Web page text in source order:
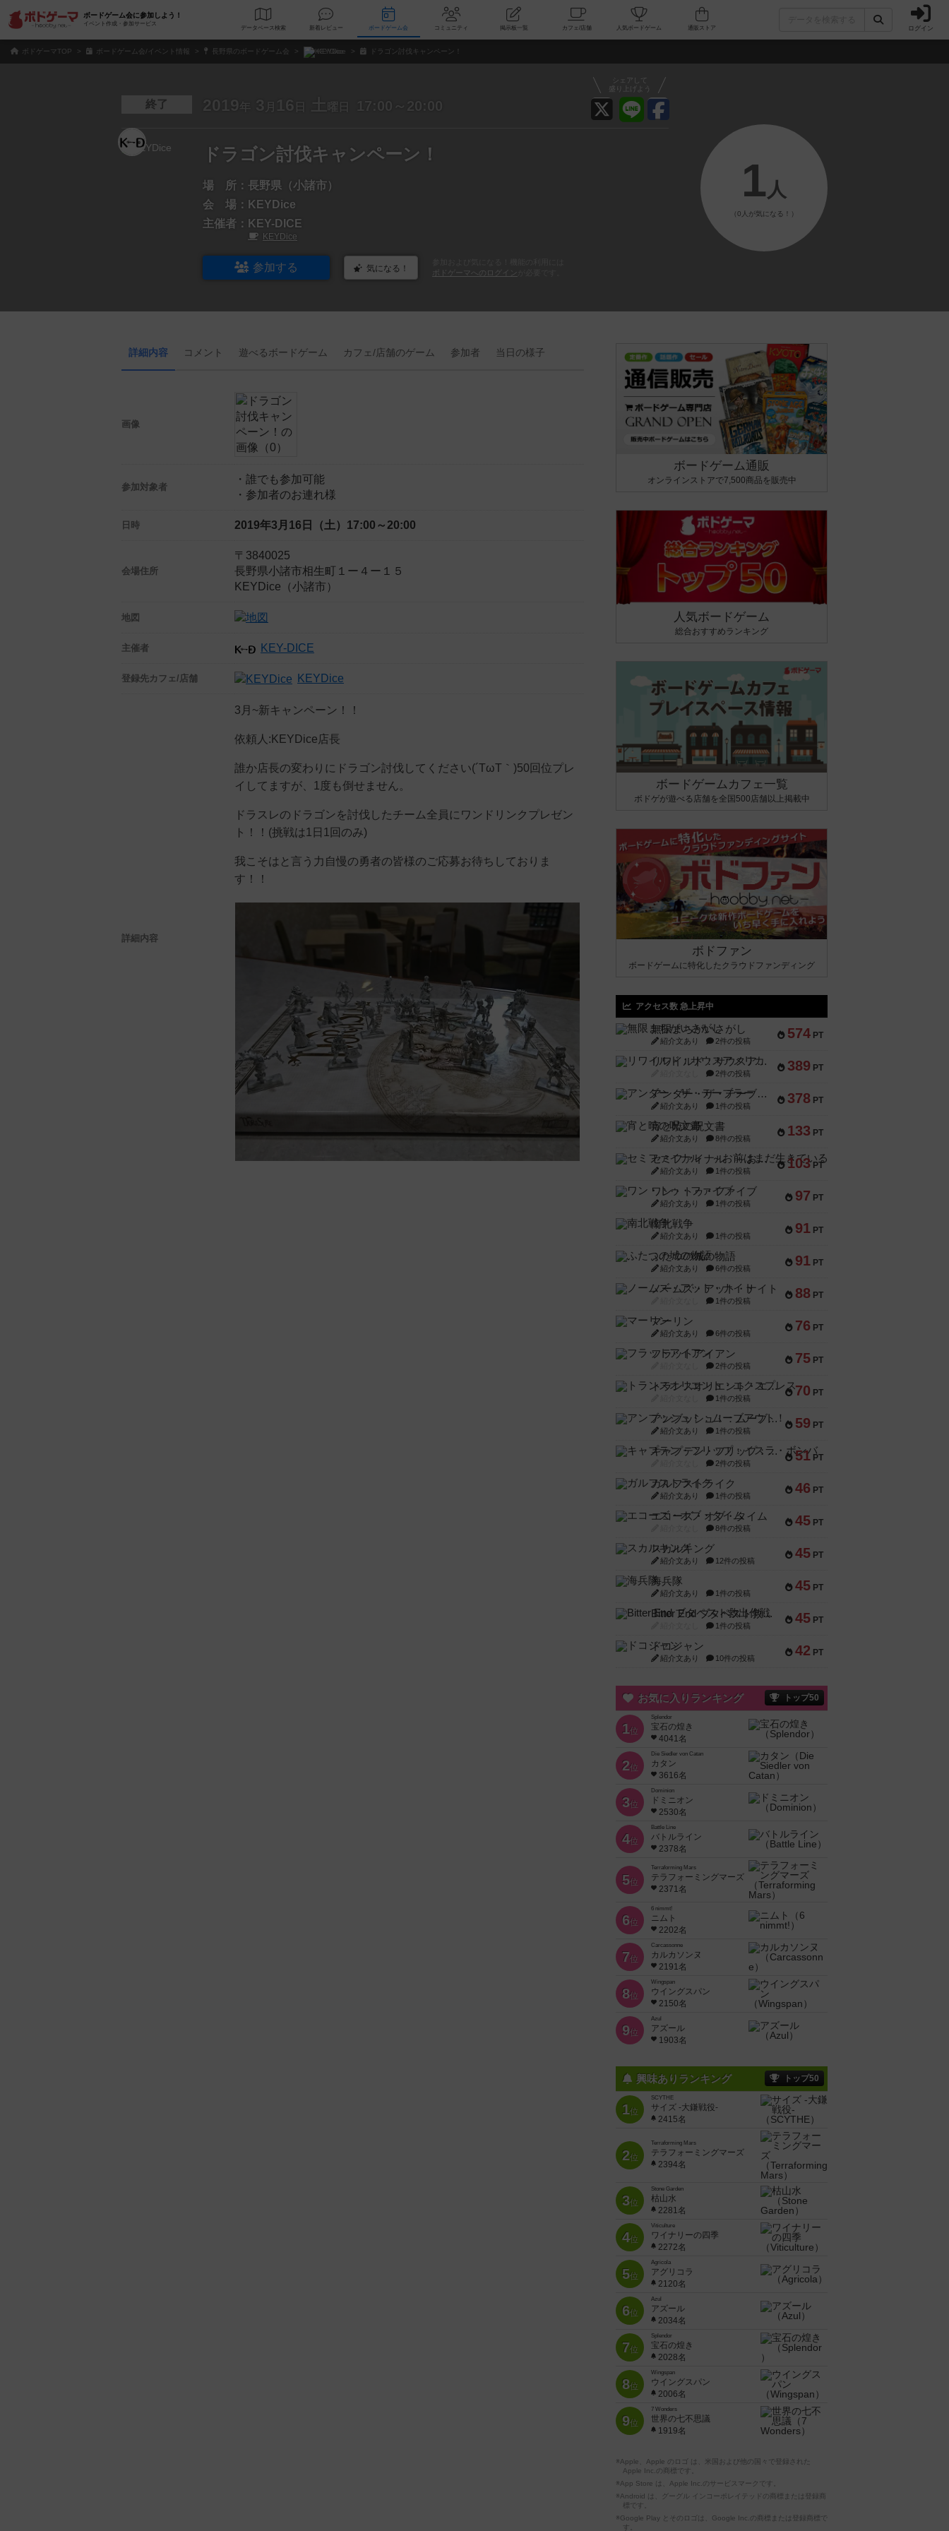
ボードゲーム会に参加しよう！
イベント作成・参加サービス
データベース 検索 新着レビュー ボードゲーム会 コミュニティ 掲示板一覧 カフェ/店舗 人気ボードゲーム ログイン
ボドゲーマTOP ボードゲーム会/イベント情報 長野県のボードゲーム会 KEYDice ドラゴン討伐キャンペーン！
シェアして
盛り上げよう
終了 2019 年 3 月 16 日 土 曜日 17:00～20:00
ドラゴン討伐キャンペーン！
場 所： 長野県（小諸市）
会 場： KEYDice
主催者： KEY-DICE
KEYDice
参加する 気になる！
ボドゲーマへのログイン
1 人
（0人が気になる！）
詳細内容 コメント 遊べるボードゲーム カフェ/店舗のゲーム 参加者 当日の様子
画像
参加対象者
・誰でも参加可能
・参加者のお連れ様
日時 2019年3月16日（土） 17:00～20:00
会場住所
〒3840025
長野県小諸市相生町１ー４ー１５
KEYDice（小諸市）
地図
主催者 KEY-DICE
登録先カフェ/店舗 KEYDice
詳細内容
3月~新キャンペーン！！
依頼人:KEYDice店長
誰か店長の変わりにドラゴン討伐してください(´TωT｀)50回位プレ
イしてますが、1度も倒せません。
ドラスレのドラゴンを討伐したチーム全員にワンドリンクプレゼン
ト！！(挑戦は1日1回のみ)
我こそはと言う力自慢の勇者の皆様のご応募お待ちしておりま
す！！
ボードゲーム通販
オンラインストアで7,500商品を販売中
人気ボードゲーム
総合おすすめランキング
ボードゲームカフェ一覧
ボドゲが遊べる店舗を全国500店舗以上掲載中
ボドファン
ボードゲームに特化したクラウドファンディング
アクセス数 急上昇中
574 PT
無限まちがいさがし
紹介文あり 2件の投稿
389 PT
リワイルド：サウスアメリカ
2件の投稿
378 PT
アンダー・ザ・テーブラー
紹介文あり 1件の投稿
133 PT
宵と暁の呪文書
紹介文あり 8件の投稿
103 PT
セミファイナル ～お前はまだ生きている～
紹介文あり 1件の投稿
97 PT
ワン・トゥ・ファイブ
紹介文あり 1件の投稿
91 PT
南北戦争
紹介文あり 1件の投稿
91 PT
ふたつの城の物語
紹介文あり 6件の投稿
88 PT
ノームズ・アット・ナイト
1件の投稿
76 PT
マーリン
紹介文あり 6件の投稿
75 PT
フラットアイアン
2件の投稿
70 PT
トランスオリエント・エクスプレス
1件の投稿
59 PT
アンブッシュ！：ムーブアウト！
紹介文あり 1件の投稿
51 PT
キャプテン・フリップ：イスラ・ボンバ
2件の投稿
46 PT
ガルフストライク
紹介文あり 1件の投稿
45 PT
エコーズ・オブ・タイム
8件の投稿
45 PT
スカルキング
紹介文あり 12件の投稿
45 PT
海兵隊
紹介文あり 1件の投稿
45 PT
Bitter End ブタペスト救出作戦
1件の投稿
42 PT
ドコジャン
紹介文あり 10件の投稿
お気に入りランキング トップ50
1位
Splendor
宝石の煌き
4041名
2位
Die Siedler von Catan
カタン
3616名
3位
Dominion
ドミニオン
2530名
4位
Battle Line
バトルライン
2378名
5位
Terraforming Mars
テラフォーミングマーズ
2371名
6位
6 nimmt!
ニムト
2202名
7位
Carcassonne
カルカソンヌ
2191名
8位
Wingspan
ウイングスパン
2150名
9位
Azul
アズール
1903名
興味ありランキング トップ50
1位
SCYTHE
サイズ -大鎌戦役-
2415名
2位
Terraforming Mars
テラフォーミングマーズ
2394名
3位
Stone Garden
枯山水
2281名
4位
Viticulture
ワイナリーの四季
2272名
5位
Agricola
アグリコラ
2120名
6位
Azul
アズール
2034名
7位
Splendor
宝石の煌き
2028名
8位
Wingspan
ウイングスパン
2006名
9位
7 Wonders
世界の七不思議
1919名
※Apple、Apple のロゴ は、米国および他の国々で登録された
Apple Inc.の商標です。
※App Store は、Apple Inc.のサービスマークです。
※Android は、グーグル インコーポレイテッドの商標または登録商
標です。
※Google Play とそのロゴは、Google Inc.の商標または登録商標で
す。